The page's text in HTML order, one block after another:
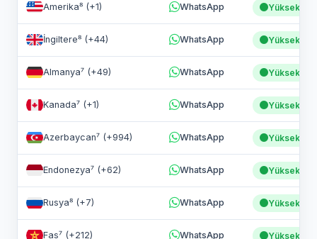
Amerika⁸ (+1) WhatsApp Yüksek
İngiltere⁸ (+44) WhatsApp Yüksek
Almanya⁷ (+49) WhatsApp Yüksek
Kanada⁷ (+1) WhatsApp Yüksek
Azerbaycan⁷ (+994) WhatsApp Yüksek
Endonezya⁷ (+62) WhatsApp Yüksek
Rusya⁸ (+7) WhatsApp Yüksek
Fas⁷ (+212) WhatsApp Yüksek